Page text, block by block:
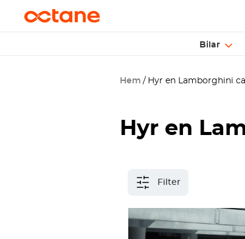
Bilar
Hem Hyr en Lamborghini
Hyr en
Filter